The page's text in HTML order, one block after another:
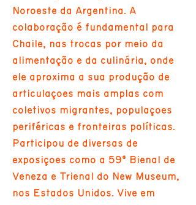
Noroeste da Argentina. A
colaboração é fundamental para
Chaile, nas trocas por meio da
alimentação e da culinária, onde
ele aproxima a sua produção de
articulações mais amplas com
coletivos migrantes, populações
periféricas e fronteiras políticas.
Participou de diversas de
exposições como a 59ª Bienal de
Veneza e Trienal do New Museum,
nos Estados Unidos. Vive em